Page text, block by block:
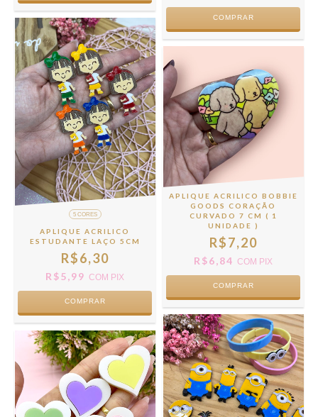
COMPRAR
5 CORES
APLIQUE ACRILICO
ESTUDANTE LAÇO 5CM
R$6,30
R$5,99 COM PIX
COMPRAR
APLIQUE ACRILICO BOBBIE
GOODS CORAÇÃO
CURVADO 7 CM ( 1
UNIDADE )
R$7,20
R$6,84 COM PIX
COMPRAR